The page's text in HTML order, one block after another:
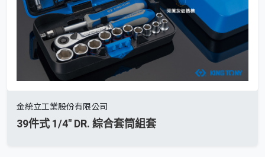
金統立工業股份有限公司
39件式 1/4" DR. 綜合套筒組套